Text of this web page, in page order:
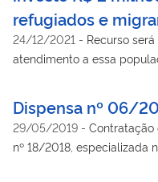
refugiados e
24/12/2021 - Recurso
atendimento a essa
Dispensa nº 06/
29/05/2019 - Contratação
nº 18/2018, especializada